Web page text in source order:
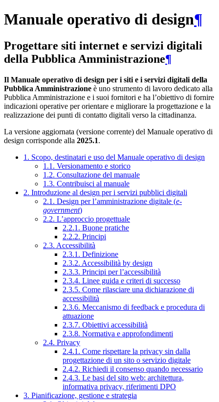
Manuale operativo di design¶
Progettare siti internet e servizi digitali
della Pubblica Amministrazione¶
Il Manuale operativo di design per i siti e i servizi digitali della
Pubblica Amministrazione è uno strumento di lavoro dedicato alla
Pubblica Amministrazione e i suoi fornitori e ha l’obiettivo di fornire
indicazioni operative per orientare e migliorare la progettazione e la
realizzazione dei punti di contatto digitali verso la cittadinanza.
La versione aggiornata (versione corrente) del Manuale operativo di
design corrisponde alla 2025.1.
1. Scopo, destinatari e uso del Manuale operativo di design
1.1. Versionamento e storico
1.2. Consultazione del manuale
1.3. Contribuisci al manuale
2. Introduzione al design per i servizi pubblici digitali
2.1. Design per l’amministrazione digitale (e-
government)
2.2. L’approccio progettuale
2.2.1. Buone pratiche
2.2.2. Principi
2.3. Accessibilità
2.3.1. Definizione
2.3.2. Accessibilità by design
2.3.3. Principi per l’accessibilità
2.3.4. Linee guida e criteri di successo
2.3.5. Come rilasciare una dichiarazione di
accessibilità
2.3.6. Meccanismo di feedback e procedura di
attuazione
2.3.7. Obiettivi accessibilità
2.3.8. Normativa e approfondimenti
2.4. Privacy
2.4.1. Come rispettare la privacy sin dalla
progettazione di un sito o servizio digitale
2.4.2. Richiedi il consenso quando necessario
2.4.3. Le basi del sito web: architettura,
informativa privacy, riferimenti DPO
3. Pianificazione, gestione e strategia